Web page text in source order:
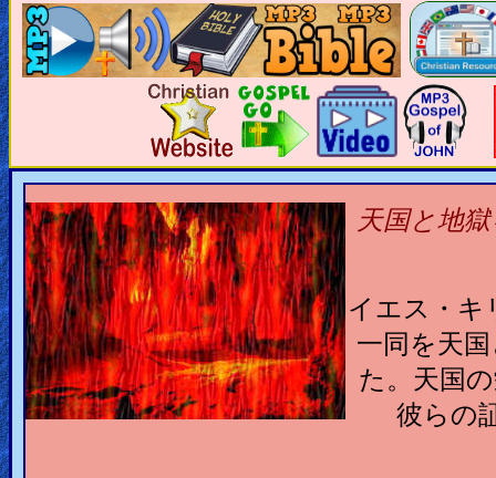
Christian
Netflix
Stories
🎞
X-
Witch
🎞
X-
天国と地
イエス・キ
一同を天
た。天国
彼らの